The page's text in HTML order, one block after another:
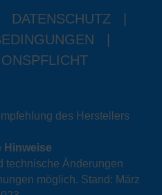
DATENSCHUTZ
des Herstellers
Hinweise
technische Änderungen
möglich. Stand: März